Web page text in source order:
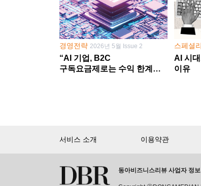
경영전략 2026년 5월 Issue 2
“AI 기업, B2C
구독요금제로는 수익 한계
스페셜
AI 시
이유
회원 가입만 해도, DBR
서비스 소개 이용약관
동아비즈니스리뷰 사업자 정보